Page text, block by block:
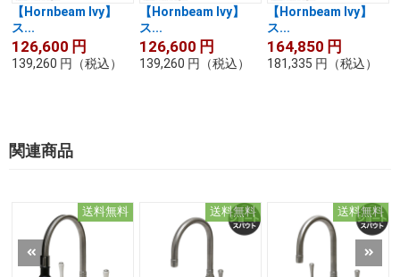
【Hornbeam Ivy】
ス...
126,600 円
139,260 円 （税込）
【Hornbeam Ivy】
ス...
126,600 円
139,260 円 （税込）
【Hornbeam Ivy】
ス...
164,850 円
181,335 円 （税込）
関連商品
送料無料 送料無料 送料無料